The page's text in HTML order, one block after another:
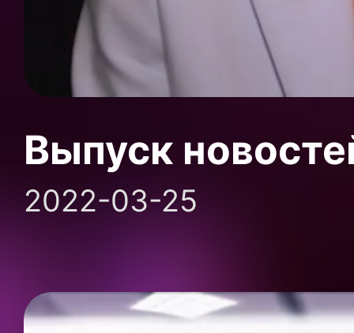
Выпуск
2022-03-25